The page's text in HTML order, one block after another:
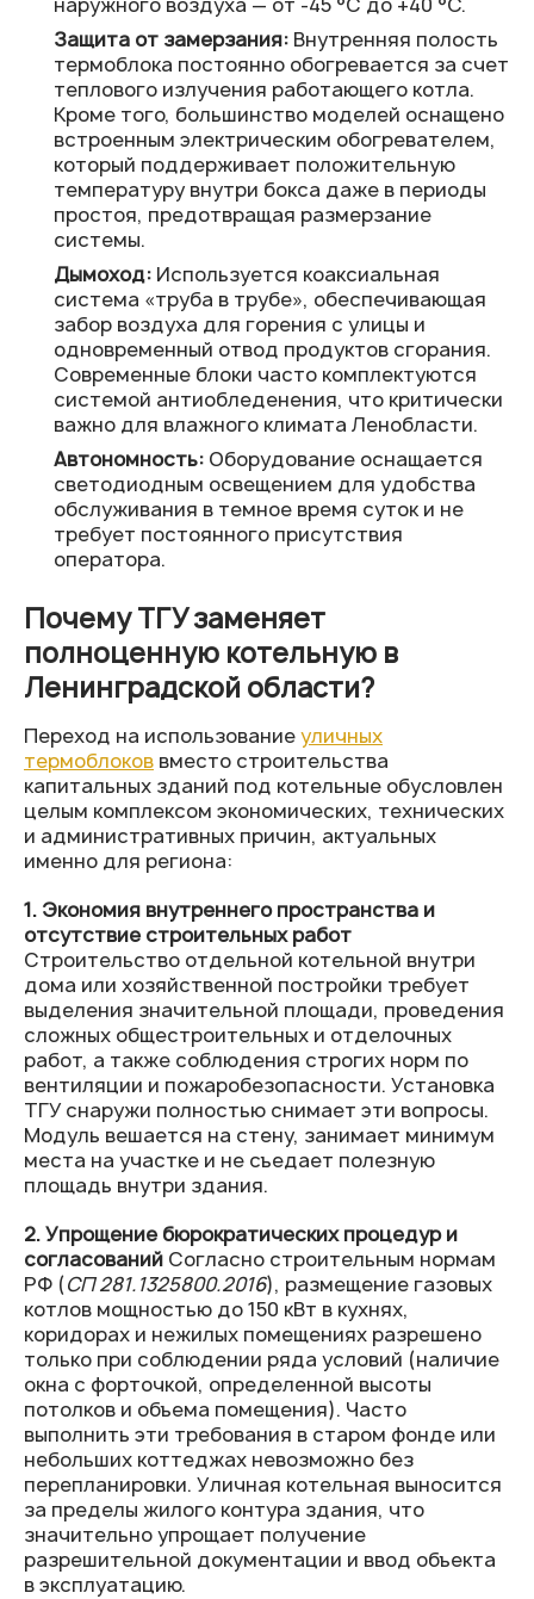
Защита от замерзания: Внутренняя полость
термоблока постоянно обогревается за счет
теплового излучения работающего котла.
Кроме того, большинство моделей оснащено
встроенным электрическим обогревателем,
который поддерживает положительную
температуру внутри бокса даже в периоды
простоя, предотвращая размерзание
системы.
Дымоход: Используется коаксиальная
система «труба в трубе», обеспечивающая
забор воздуха для горения с улицы и
одновременный отвод продуктов сгорания.
Современные блоки часто комплектуются
системой антиобледенения, что критически
важно для влажного климата Ленобласти.
Автономность: Оборудование оснащается
светодиодным освещением для удобства
обслуживания в темное время суток и не
требует постоянного присутствия
оператора.
Почему ТГУ заменяет
полноценную котельную в
Ленинградской области?
Переход на использованиеуличных
термоблоков вместо строительства
капитальных зданий под котельные обусловлен
целым комплексом экономических, технических
и административных причин, актуальных
именно для региона:
1. Экономия внутреннего пространства и
отсутствие строительных работ
Строительство отдельной котельной внутри
дома или хозяйственной постройки требует
выделения значительной площади, проведения
сложных общестроительных и отделочных
работ, а также соблюдения строгих норм по
вентиляции и пожаробезопасности. Установка
ТГУ снаружи полностью снимает эти вопросы.
Модуль вешается на стену, занимает минимум
места на участке и не съедает полезную
площадь внутри здания.
2. Упрощение бюрократических процедур и
согласований Согласно строительным нормам
РФ (СП 281.1325800.2016), размещение газовых
котлов мощностью до 150 кВт в кухнях,
коридорах и нежилых помещениях разрешено
только при соблюдении ряда условий (наличие
окна с форточкой, определенной высоты
потолков и объема помещения). Часто
выполнить эти требования в старом фонде или
небольших коттеджах невозможно без
перепланировки. Уличная котельная выносится
за пределы жилого контура здания, что
значительно упрощает получение
разрешительной документации и ввод объекта
в эксплуатацию.